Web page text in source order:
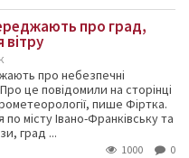
про град,
вітру
про небезпечні
це повідомили на сторінці
пише Фіртка.
місту Івано-Франківську та
град ...
1000 0